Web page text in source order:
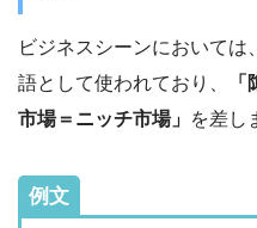
ビジネスシーンにおいては
語として使われており、
市場＝ニッチ市場」 を差し
例文